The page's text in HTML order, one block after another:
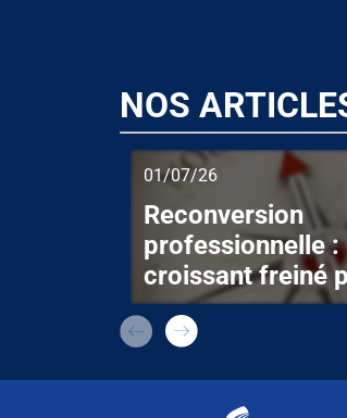
NOS
01/07/26
Reconversion
professionnelle :
croissant freiné
nombreux